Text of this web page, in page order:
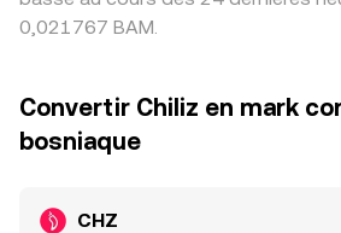
0,021767 BAM.
Convertir Chiliz en mark
bosniaque
CHZ